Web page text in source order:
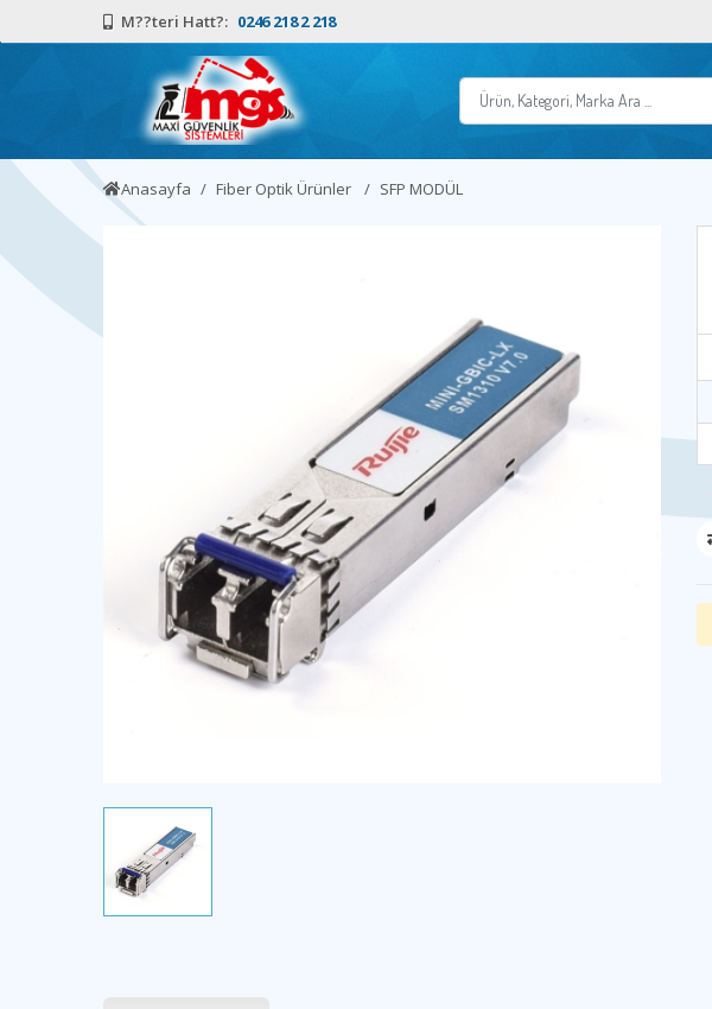
M??teri Hatt?: 0246 218 2 218
Anasayfa Fiber Optik Ürünler SFP MODÜL